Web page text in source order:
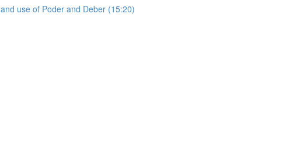
use of Poder and Deber (15:20)